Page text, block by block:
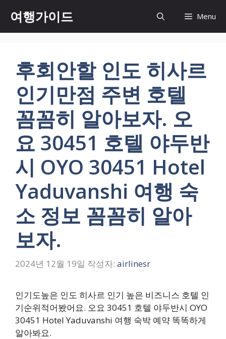
츠
여행가이드 Menu
후회안할 인도 히사르
인기만점 주변 호텔
꼼꼼히 알아보자. 오
요 30451 호텔 야두반
시 OYO 30451 Hotel
Yaduvanshi 여행 숙
소 정보 꼼꼼히 알아
보자.
2024년 12월 19일 작성자: airlinesr
인기도높은 인도 히사르 인기 높은 비즈니스 호텔 인
기순위적어봤어요. 오요 30451 호텔 야두반시 OYO
30451 Hotel Yaduvanshi 여행 숙박 예약 똑똑하게
알아봐요.